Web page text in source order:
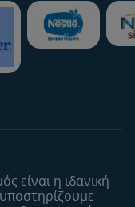
εμάς
είναι η ιδανική